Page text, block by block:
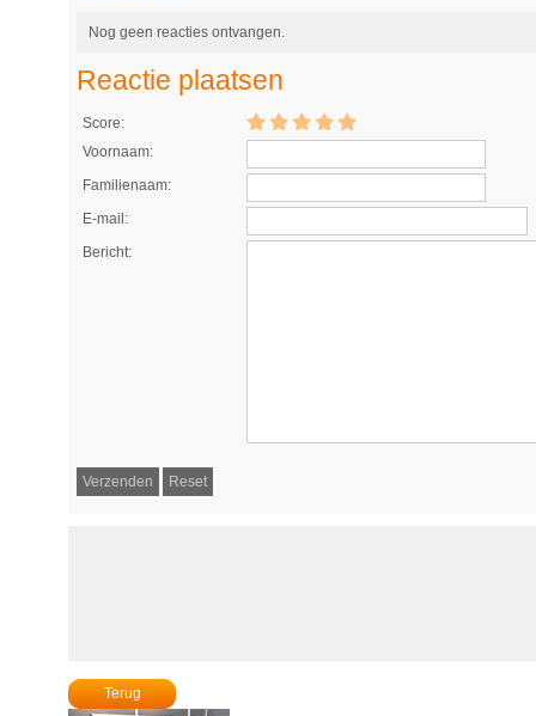
Nog geen reacties ontvangen.
Reactie plaatsen
Score:
Voornaam:
Familienaam:
E-mail:
Bericht:
Terug